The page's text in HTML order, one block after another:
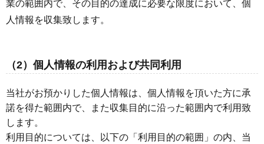
業の範囲内で、その目的の達成に必要な限度において、個
人情報を収集致します。
（2）個人情報の利用および共同利用
当社がお預かりした個人情報は、個人情報を頂いた方に承
諾を得た範囲内で、また収集目的に沿った範囲内で利用致
します。
利用目的については、以下の「利用目的の範囲」の内、当